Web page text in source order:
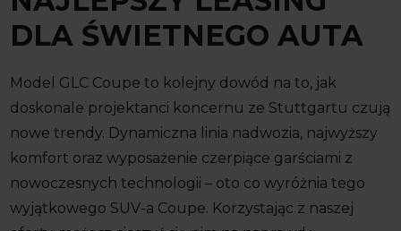
DLA ŚWIETNEGO AUTA
Model GLC Coupe to kolejny dowód na to, jak
doskonale projektanci koncernu ze Stuttgartu czują
nowe trendy. Dynamiczna linia nadwozia, najwyższy
komfort oraz wyposażenie czerpiące garściami z
nowoczesnych technologii – oto co wyróżnia tego
wyjątkowego SUV-a Coupe. Korzystając z naszej